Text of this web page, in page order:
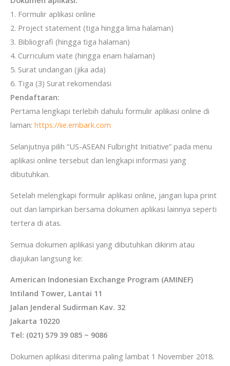
1. Formulir aplikasi online
2. Project statement (tiga hingga lima halaman)
3. Bibliografi (hingga tiga halaman)
4. Curriculum viate (hingga enam halaman)
5. Surat undangan (jika ada)
6. Tiga (3) Surat rekomendasi
Pendaftaran:
Pertama lengkapi terlebih dahulu formulir aplikasi online di
laman: https://iie.embark.com
Selanjutnya pilih “US-ASEAN Fulbright Initiative” pada menu
aplikasi online tersebut dan lengkapi informasi yang
dibutuhkan.
Setelah melengkapi formulir aplikasi online, jangan lupa print
out dan lampirkan bersama dokumen aplikasi lainnya seperti
tertera di atas.
Semua dokumen aplikasi yang dibutuhkan dikirim atau
diajukan langsung ke:
American Indonesian Exchange Program (AMINEF)
Intiland Tower, Lantai 11
Jalan Jenderal Sudirman Kav. 32
Jakarta 10220
Tel: (021) 579 39 085 ~ 9086
Dokumen aplikasi diterima paling lambat 1 November 2018.